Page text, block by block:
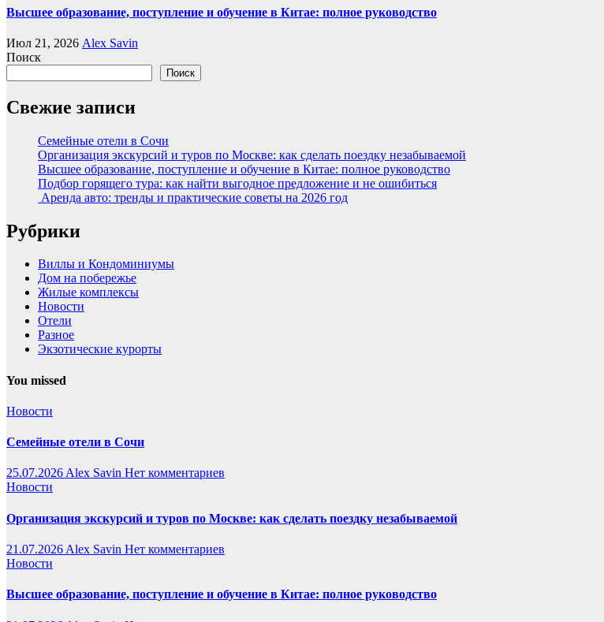
Высшее образование, поступление и обучение в Китае: полное руководство
Июл 21, 2026 Alex Savin
Поиск
Поиск
Свежие записи
Семейные отели в Сочи
Организация экскурсий и туров по Москве: как сделать поездку незабываемой
Высшее образование, поступление и обучение в Китае: полное руководство
Подбор горящего тура: как найти выгодное предложение и не ошибиться
Аренда авто: тренды и практические советы на 2026 год
Рубрики
Виллы и Кондоминиумы
Дом на побережье
Жилые комплексы
Новости
Отели
Разное
Экзотические курорты
You missed
Новости
Семейные отели в Сочи
25.07.2026Alex Savin Нет комментариев
Новости
Организация экскурсий и туров по Москве: как сделать поездку незабываемой
21.07.2026 Alex Savin Нет комментариев
Новости
Высшее образование, поступление и обучение в Китае: полное руководство